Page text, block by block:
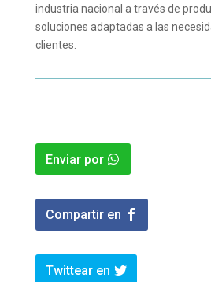
industria nacional a través de
soluciones adaptadas a las
clientes.
Enviar por
Compartir en
Twittear en